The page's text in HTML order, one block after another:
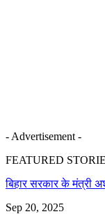
- Advertisement -
FEATURED
बिहार सरकार के मंत्री
Sep 20, 2025